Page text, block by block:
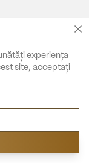
experiența
site, acceptați